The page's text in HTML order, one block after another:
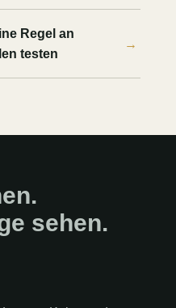
Regel an
testen
→
sehen.